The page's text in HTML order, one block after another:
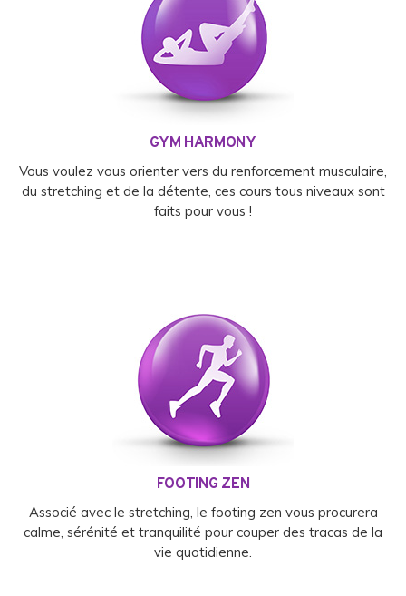
GYM HARMONY
Vous voulez vous orienter vers du renforcement musculaire,
du stretching et de la détente, ces cours tous niveaux sont
faits pour vous !
FOOTING ZEN
Associé avec le stretching, le footing zen vous procurera
calme, sérénité et tranquilité pour couper des tracas de la
vie quotidienne.